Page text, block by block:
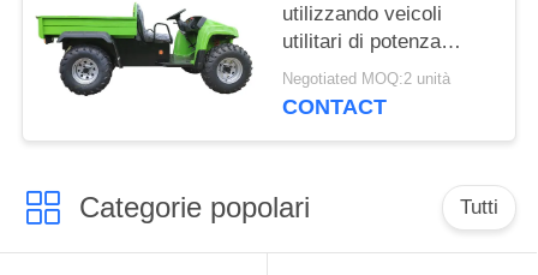
utilizzando veicoli
utilitari di potenza
dinamica veicoli utilitari
elettrici di potenza 600
Negotiated MOQ:2 unità
CONTACT
Categorie popolari Tutti